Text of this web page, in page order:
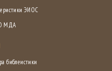
ЭИОС
МДА
библеистики